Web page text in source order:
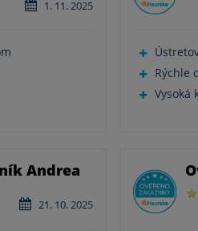
1. 11. 2025
Rýchle
Vysoká
Andrea
21. 10. 2025